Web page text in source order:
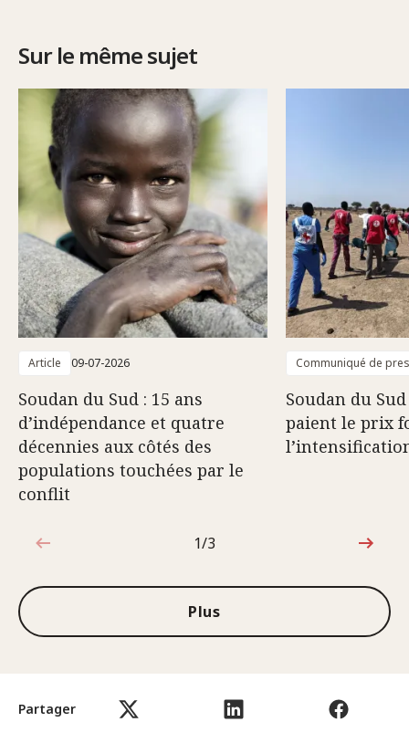
Partager
Sur le même sujet
Article 09-07-2026
Soudan du Sud : 15 ans
d’indépendance et quatre
décennies aux côtés des
populations touchées par le
conflit
Communiqué de
Soudan du
paient le prix
1sur3
1/3
Plus